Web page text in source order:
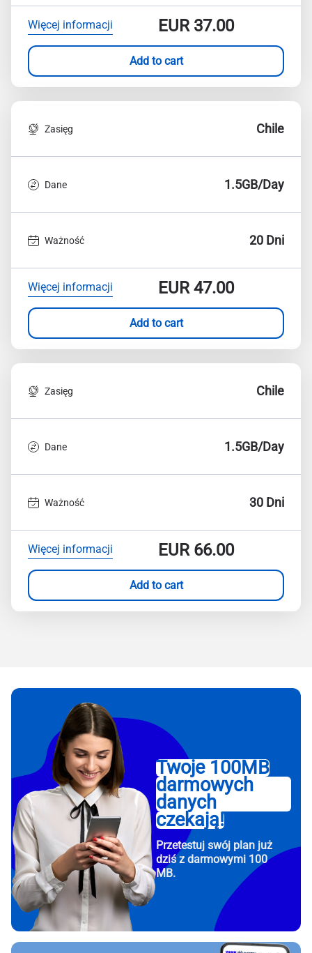
Więcej informacji EUR37.00
Add to cart
Zasięg Chile
Dane 1.5GB/Day
Ważność 20 Dni
Więcej informacji EUR47.00
Add to cart
Zasięg Chile
Dane 1.5GB/Day
Ważność 30 Dni
Więcej informacji EUR66.00
Add to cart
Twoje 100MB
darmowych
danych
czekają!
Przetestuj swój plan już
dziś z darmowymi 100
MB.